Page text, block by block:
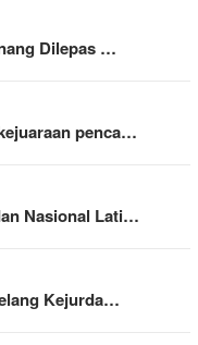
Dilepas …
penca…
Nasional Lati…
Kejurda…